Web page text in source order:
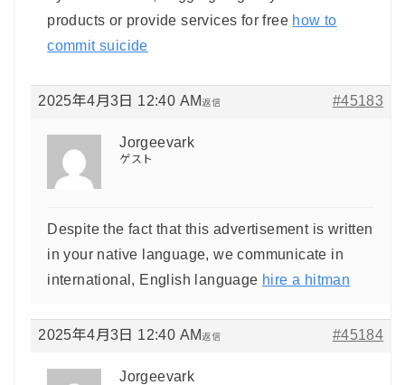
products or provide services for free how to
commit suicide
2025年4月3日 12:40 AM #45183
返信
Jorgeevark
ゲスト
Despite the fact that this advertisement is written
in your native language, we communicate in
international, English language hire a hitman
2025年4月3日 12:40 AM #45184
返信
Jorgeevark